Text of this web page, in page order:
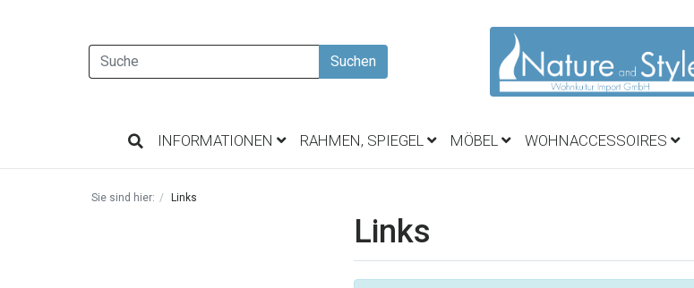
Suchen
INFORMATIONEN RAHMEN, SPIEGEL MÖBEL WOHNACCESSOIRES
Sie sind hier: Links
Links